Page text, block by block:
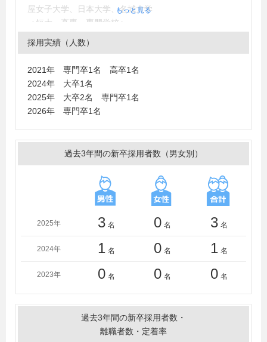
屋女子大学、日本大学、名城大学
＜短大・高専・専門学校＞
浜松日建工科専門学校、東海工業専門学校金山校、静岡
産業技術専門学校
もっと見る
採用実績（人数）
2021年 専門卒1名 高卒1名
2024年 大卒1名
2025年 大卒2名 専門卒1名
2026年 専門卒1名
過去3年間の新卒採用者数（男女別）
2025年 3 名 0 名 3 名
2024年 1 名 0 名 1 名
2023年 0 名 0 名 0 名
過去3年間の新卒採用者数・
離職者数・定着率